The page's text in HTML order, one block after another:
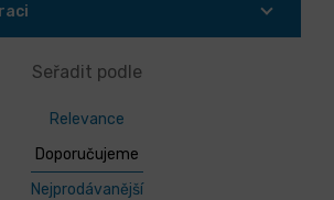
Seřadit podle
Relevance
Doporučujeme
Nejprodávanější